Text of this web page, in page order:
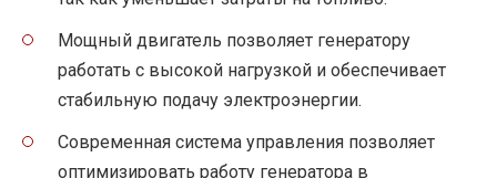
Мощный двигатель позволяет генератору
работать с высокой нагрузкой и обеспечивает
стабильную подачу электроэнергии.
Современная система управления позволяет
оптимизировать работу генератора в